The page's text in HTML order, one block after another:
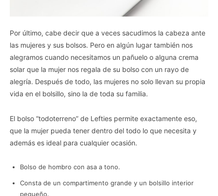
Por último, cabe decir que a veces sacudimos la cabeza ante
las mujeres y sus bolsos. Pero en algún lugar también nos
alegramos cuando necesitamos un pañuelo o alguna crema
solar que la mujer nos regala de su bolso con un rayo de
alegría. Después de todo, las mujeres no solo llevan su propia
vida en el bolsillo, sino la de toda su familia.
El bolso “todoterreno” de Lefties permite exactamente eso,
que la mujer pueda tener dentro del todo lo que necesita y
además es ideal para cualquier ocasión.
Bolso de hombro con asa a tono.
Consta de un compartimento grande y un bolsillo interior
pequeño.